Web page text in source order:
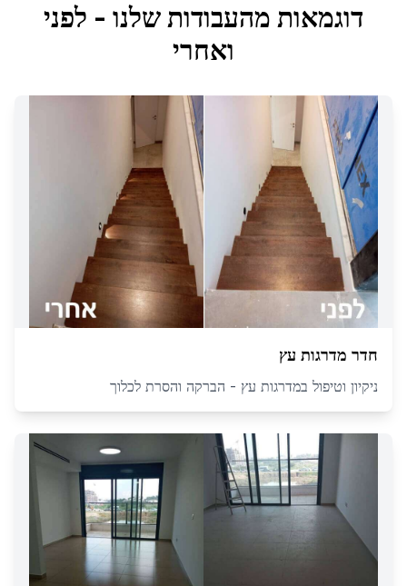
דוגמאות מהעבודות שלנו - לפני
ואחרי
חדר מדרגות עץ
ניקיון וטיפול במדרגות עץ - הברקה והסרת לכלוך